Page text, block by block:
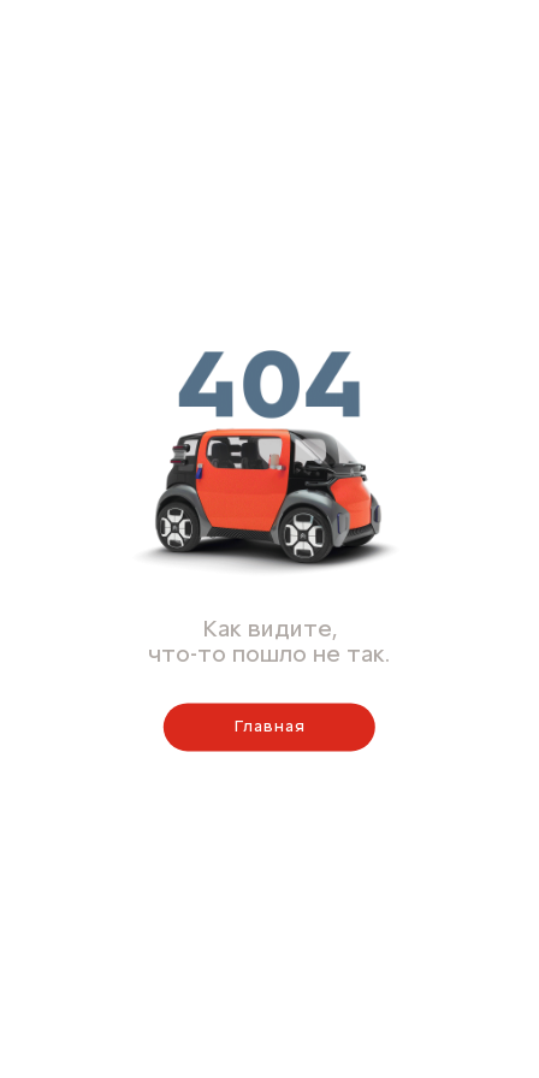
Как видите,
что-то пошло не так.
Главная